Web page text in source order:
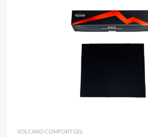
VOLCANO COMFORT GEL